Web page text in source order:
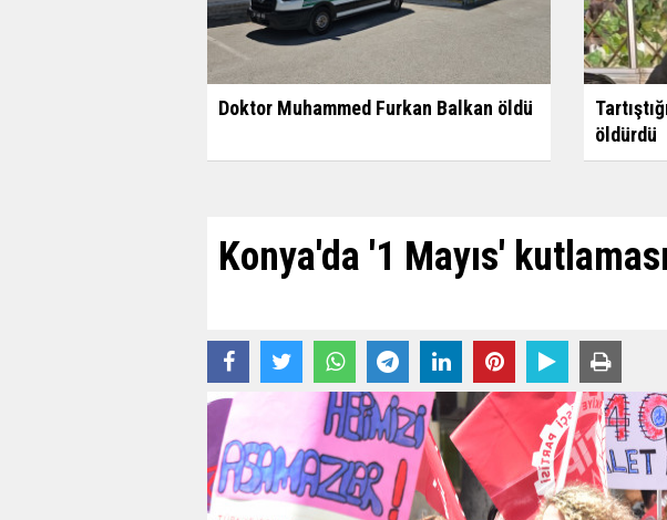
Doktor Muhammed Furkan Balkan öldü
öldürdü
Konya'da '1 Mayıs' kutlaması